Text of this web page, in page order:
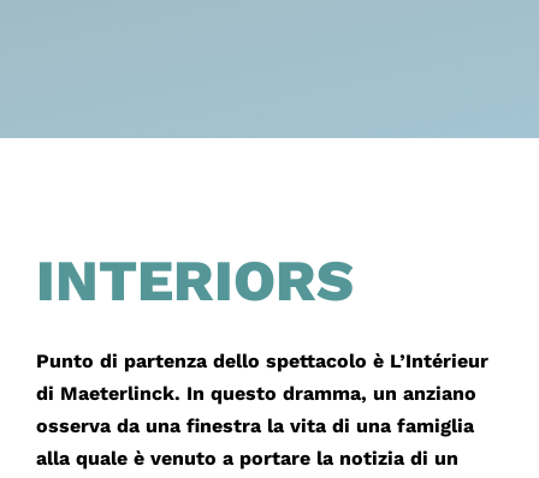
INTERIORS
Punto di partenza dello spettacolo è L’Intérieur
di Maeterlinck. In questo dramma, un anziano
osserva da una finestra la vita di una famiglia
alla quale è venuto a portare la notizia di un